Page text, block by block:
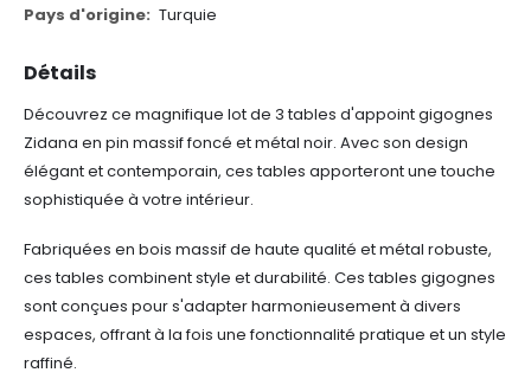
Détails
Découvrez ce magnifique lot de 3 tables d'appoint gigognes
Zidana en pin massif foncé et métal noir. Avec son design
élégant et contemporain, ces tables apporteront une touche
sophistiquée à votre intérieur.
Fabriquées en bois massif de haute qualité et métal robuste,
ces tables combinent style et durabilité. Ces tables gigognes
sont conçues pour s'adapter harmonieusement à divers
espaces, offrant à la fois une fonctionnalité pratique et un style
raffiné.
Turquie